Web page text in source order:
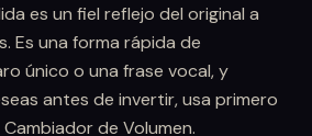
es un fiel reflejo del original a
Es una forma rápida de
único o una frase vocal, y
antes de invertir, usa primero
de Volumen.